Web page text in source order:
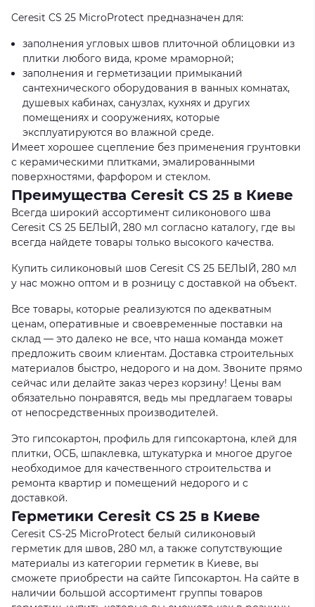
Ceresit CS 25 MicroProtect предназначен для:
заполнения угловых швов плиточной облицовки из
плитки любого вида, кроме мраморной;
заполнения и герметизации примыканий
сантехнического оборудования в ванных комнатах,
душевых кабинах, санузлах, кухнях и других
помещениях и сооружениях, которые
эксплуатируются во влажной среде.
Имеет хорошее сцепление без применения грунтовки
с керамическими плитками, эмалированными
поверхностями, фарфором и стеклом.
Преимущества Ceresit CS 25 в Киеве
Всегда широкий ассортимент силиконового шва
Ceresit CS 25 БЕЛЫЙ, 280 мл согласно каталогу, где вы
всегда найдете товары только высокого качества.
Купить силиконовый шов Ceresit CS 25 БЕЛЫЙ, 280 мл
у нас можно оптом и в розницу с доставкой на объект.
Все товары, которые реализуются по адекватным
ценам, оперативные и своевременные поставки на
склад — это далеко не все, что наша команда может
предложить своим клиентам. Доставка строительных
материалов быстро, недорого и на дом. Звоните прямо
сейчас или делайте заказ через корзину! Цены вам
обязательно понравятся, ведь мы предлагаем товары
от непосредственных производителей.
Это гипсокартон, профиль для гипсокартона, клей для
плитки, ОСБ, шпаклевка, штукатурка и многое другое
необходимое для качественного строительства и
ремонта квартир и помещений недорого и с
доставкой.
Герметики Ceresit CS 25 в Киеве
Ceresit CS-25 MicroProtect белый силиконовый
герметик для швов, 280 мл, а также сопутствующие
материалы из категории герметик в Киеве, вы
сможете приобрести на сайте Гипсокартон. На сайте в
наличии большой ассортимент группы товаров